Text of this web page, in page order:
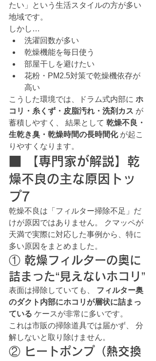
たい」という生活スタイルの方が多い
地域です。
しかし…
洗濯回数が多い
乾燥機能を毎日使う
部屋干しを避けたい
花粉・PM2.5対策で乾燥機依存が
高い
こうした環境では、ドラム式内部に ホ
コリ・糸くず・皮脂汚れ・洗剤カス が
蓄積しやすく、 結果として 乾燥不良・
生乾き臭・乾燥時間の長時間化 が起こ
りやすくなります。
■ 【専門家が解説】乾
燥不良の主な原因トッ
プ7
乾燥不良は「フィルター掃除不足」だ
けが原因ではありません。 クマッペが
天満で実際に対応した事例から、特に
多い原因をまとめました。
① 乾燥フィルターの奥に
詰まった“見えないホコリ”
表面は掃除していても、 フィルター奥
のダクト内部にホコリが層状に詰まっ
ている ケースが非常に多いです。
これは市販の掃除道具では届かず、 分
解しないと取り除けません。
② ヒートポンプ（熱交換